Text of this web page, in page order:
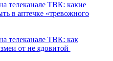
телеканале ТВК: какие
в аптечке «тревожного
телеканале ТВК: как
от не ядовитой